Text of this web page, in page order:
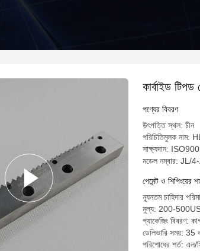
কার্বাইড
পণ্যের বিবরণ
উৎপত্তি স্থল: চীন
পরিচিতিমুলক নাম: HL
সাক্ষ্যদান:
মডেল নম্বার: JL/
পেমেন্ট ও শিপিংয়ের
ন্যূনতম চাহিদার
মূল্য: 200-
প্যাকেজিং বিবরণ:
ডেলিভারি সময়: 35
পরিশোধের শর্ত: এল/